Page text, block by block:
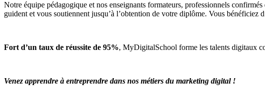
Notre équipe pédagogique et nos enseignants formateurs, professionnels
guident et vous soutiennent jusqu’à l’obtention de votre diplôme. Vous bénéficiez
Fort d’un taux de réussite de 95%, MyDigitalSchool forme les talents digitaux
Venez apprendre à entreprendre dans nos métiers du marketing digital !